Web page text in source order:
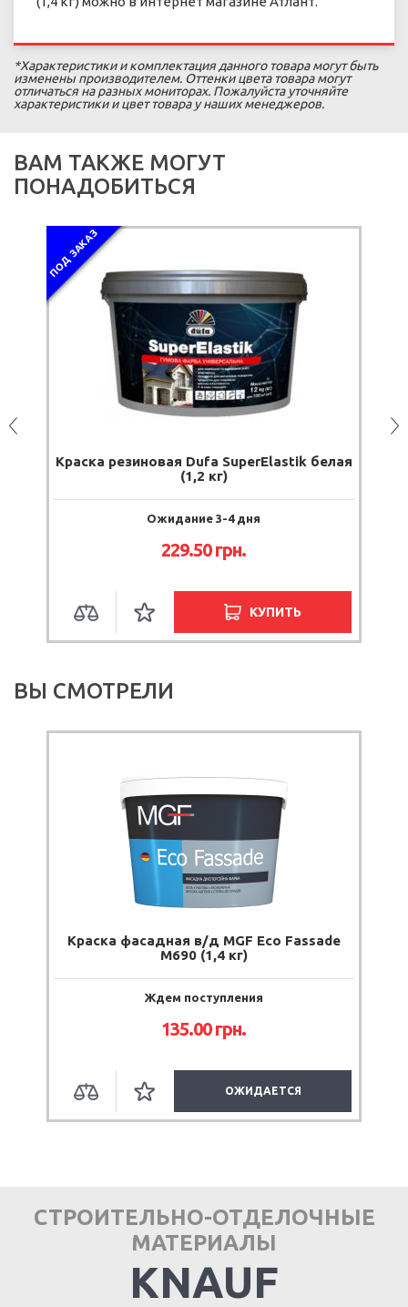
*Характеристики и комплектация данного товара могут быть
изменены производителем. Оттенки цвета товара могут
отличаться на разных мониторах. Пожалуйста уточняйте
характеристики и цвет товара у наших менеджеров.
ВАМ ТАКЖЕ МОГУТ
ПОНАДОБИТЬСЯ
ПОД ЗАКАЗ
Краска резиновая Dufa SuperElastik белая
(1,2 кг)
Ожидание 3-4 дня
229.50грн.
КУПИТЬ
ВЫ СМОТРЕЛИ
Краска фасадная в/д MGF Eco Fassade
М690 (1,4 кг)
Ждем поступления
135.00грн.
ОЖИДАЕТСЯ
СТРОИТЕЛЬНО-ОТДЕЛОЧНЫЕ
МАТЕРИАЛЫ
KNAUF